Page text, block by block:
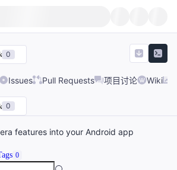
0
Issues Pull Requests 项目讨论 Wiki
0
features into your Android app
0